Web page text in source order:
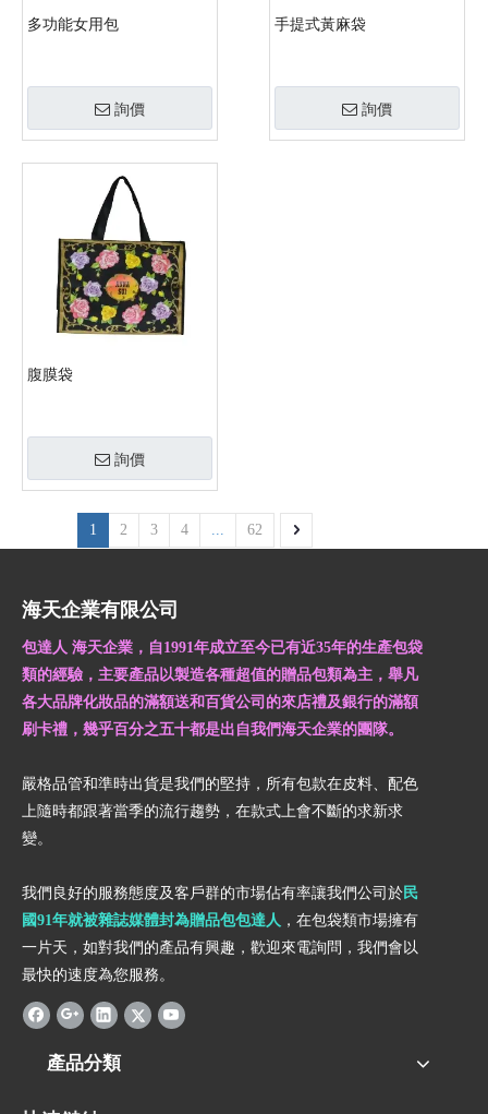
多功能女用包
詢價
手提式黃麻袋
詢價
腹膜袋
詢價
1 2 3 4 62
海天企業有限公司
包達人 海天企業，自1991年成立至今已有近35年的生產包袋
類的經驗，主要產品以製造各種超值的贈品包類為主，舉凡
各大品牌化妝品的滿額送和百貨公司的來店禮及銀行的滿額
刷卡禮，幾乎百分之五十都是出自我們海天企業的團隊。
嚴格品管和準時出貨是我們的堅持，所有包款在皮料、配色
上隨時都跟著當季的流行趨勢，在款式上會不斷的求新求
變。
我們良好的服務態度及客戶群的市場佔有率讓我們公司於民
國91年就被雜誌媒體封為贈品包包達人 ，在包袋類市場擁有
一片天，如對我們的產品有興趣，歡迎來電詢問，我們會以
最快的速度為您服務。
產品分類